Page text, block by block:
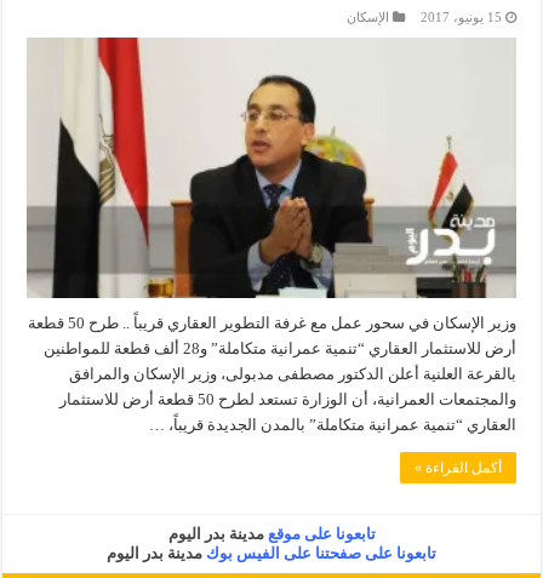
15 يونيو، 2017 الإسكان
وزير الإسكان في سحور عمل مع غرفة التطوير العقاري قريباً .. طرح 50 قطعة
أرض للاستثمار العقاري “تنمية عمرانية متكاملة” و28 ألف قطعة للمواطنين
بالقرعة العلنية أعلن الدكتور مصطفى مدبولى، وزير الإسكان والمرافق
والمجتمعات العمرانية، أن الوزارة تستعد لطرح 50 قطعة أرض للاستثمار
العقاري “تنمية عمرانية متكاملة” بالمدن الجديدة قريباً، …
أكمل القراءة »
تابعونا على موقعمدينة بدر اليوم
تابعونا على صفحتنا على الفيس بوك مدينة بدر اليوم